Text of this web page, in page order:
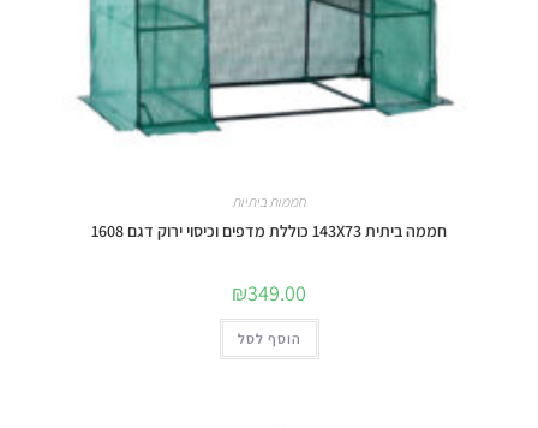
חממות ביתיות
חממה ביתית 143X73 כוללת מדפים וכיסוי ירוק דגם 1608
₪349.00
הוסף לסל